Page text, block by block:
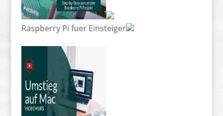
Raspberry Pi fuer Einsteiger